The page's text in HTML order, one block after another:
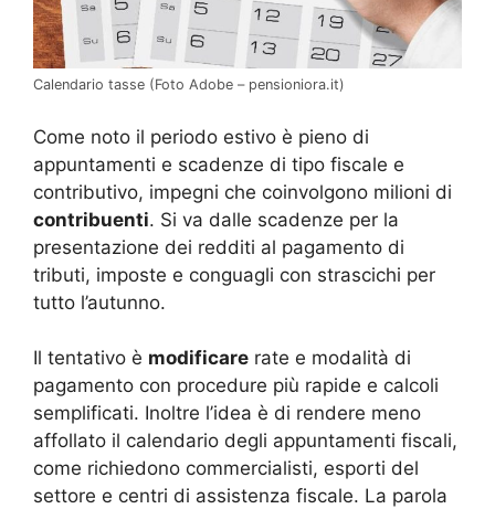
Calendario tasse (Foto Adobe – pensioniora.it)
Come noto il periodo estivo è pieno di
appuntamenti e scadenze di tipo fiscale e
contributivo, impegni che coinvolgono milioni di
contribuenti. Si va dalle scadenze per la
presentazione dei redditi al pagamento di
tributi, imposte e conguagli con strascichi per
tutto l’autunno.
Il tentativo è modificare rate e modalità di
pagamento con procedure più rapide e calcoli
semplificati. Inoltre l’idea è di rendere meno
affollato il calendario degli appuntamenti fiscali,
come richiedono commercialisti, esporti del
settore e centri di assistenza fiscale. La parola